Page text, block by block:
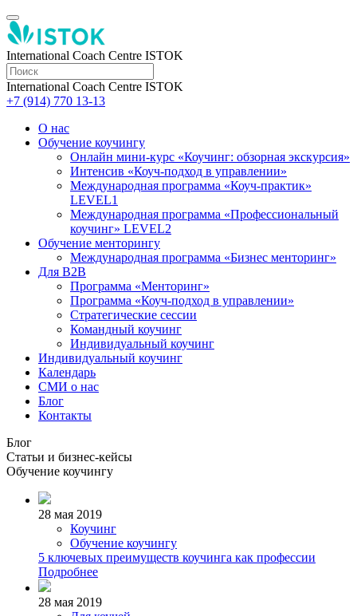
International Coach Centre ISTOK
International Coach Centre ISTOK
+7 (914) 770 13-13
О нас
Обучение коучингу
Онлайн мини-курс «Коучинг: обзорная экскурсия»
Интенсив «Коуч-подход в управлении»
Международная программа «Коуч-практик»
LEVEL1
Международная программа «Профессиональный
коучинг» LEVEL2
Обучение менторингу
Международная программа «Бизнес менторинг»
Для B2B
Программа «Менторинг»
Программа «Коуч-подход в управлении»
Стратегические сессии
Командный коучинг
Индивидуальный коучинг
Индивидуальный коучинг
Календарь
СМИ о нас
Блог
Контакты
Блог
Статьи и бизнес-кейсы
Обучение коучингу
28 мая 2019
Коучинг
Обучение коучингу
5 ключевых преимуществ коучинга как профессии
Подробнее
28 мая 2019